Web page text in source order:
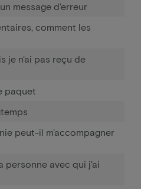
message d'erreur
comment les
je n'ai pas reçu de
paquet
peut-il m'accompagner
personne avec qui j'ai